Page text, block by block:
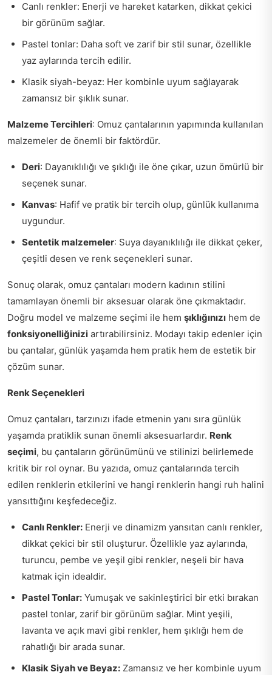
Canlı renkler: Enerji ve hareket katarken, dikkat çekici
bir görünüm sağlar.
Pastel tonlar: Daha soft ve zarif bir stil sunar, özellikle
yaz aylarında tercih edilir.
Klasik siyah-beyaz: Her kombinle uyum sağlayarak
zamansız bir şıklık sunar.
Malzeme Tercihleri: Omuz çantalarının yapımında kullanılan
malzemeler de önemli bir faktördür.
Deri: Dayanıklılığı ve şıklığı ile öne çıkar, uzun ömürlü bir
seçenek sunar.
Kanvas: Hafif ve pratik bir tercih olup, günlük kullanıma
uygundur.
Sentetik malzemeler: Suya dayanıklılığı ile dikkat çeker,
çeşitli desen ve renk seçenekleri sunar.
Sonuç olarak, omuz çantaları modern kadının stilini
tamamlayan önemli bir aksesuar olarak öne çıkmaktadır.
Doğru model ve malzeme seçimi ile hem şıklığınızı hem de
fonksiyonelliğinizi artırabilirsiniz. Modayı takip edenler için
bu çantalar, günlük yaşamda hem pratik hem de estetik bir
çözüm sunar.
Renk Seçenekleri
Omuz çantaları, tarzınızı ifade etmenin yanı sıra günlük
yaşamda pratiklik sunan önemli aksesuarlardır. Renk
seçimi, bu çantaların görünümünü ve stilinizi belirlemede
kritik bir rol oynar. Bu yazıda, omuz çantalarında tercih
edilen renklerin etkilerini ve hangi renklerin hangi ruh halini
yansıttığını keşfedeceğiz.
Canlı Renkler: Enerji ve dinamizm yansıtan canlı renkler,
dikkat çekici bir stil oluşturur. Özellikle yaz aylarında,
turuncu, pembe ve yeşil gibi renkler, neşeli bir hava
katmak için idealdir.
Pastel Tonlar: Yumuşak ve sakinleştirici bir etki bırakan
pastel tonlar, zarif bir görünüm sağlar. Mint yeşili,
lavanta ve açık mavi gibi renkler, hem şıklığı hem de
rahatlığı bir arada sunar.
Klasik Siyah ve Beyaz: Zamansız ve her kombinle uyum